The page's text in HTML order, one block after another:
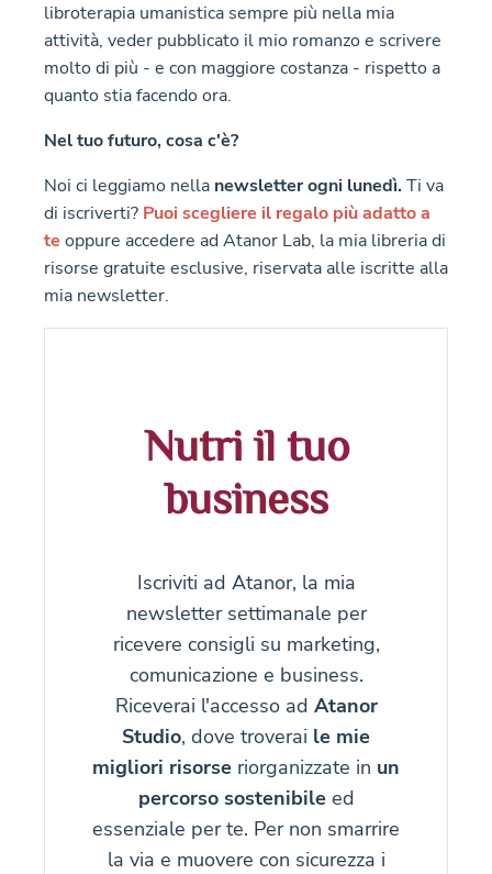
libroterapia umanistica sempre più nella mia
attività, veder pubblicato il mio romanzo e scrivere
molto di più - e con maggiore costanza - rispetto a
quanto stia facendo ora.
Nel tuo futuro, cosa c'è?
Noi ci leggiamo nella newsletter ogni lunedì.Ti va
di iscriverti? Puoi scegliere il regalo più adatto a
te oppure accedere ad Atanor Lab, la mia libreria di
risorse gratuite esclusive, riservata alle iscritte alla
mia newsletter.
Nutri il tuo
business
Iscriviti ad Atanor, la mia
newsletter settimanale per
ricevere consigli su marketing,
comunicazione e business.
Riceverai l'accesso ad Atanor
Studio, dove troverai le mie
migliori risorse riorganizzate in un
percorso sostenibileed
essenziale per te. Per non smarrire
la via e muovere con sicurezza i